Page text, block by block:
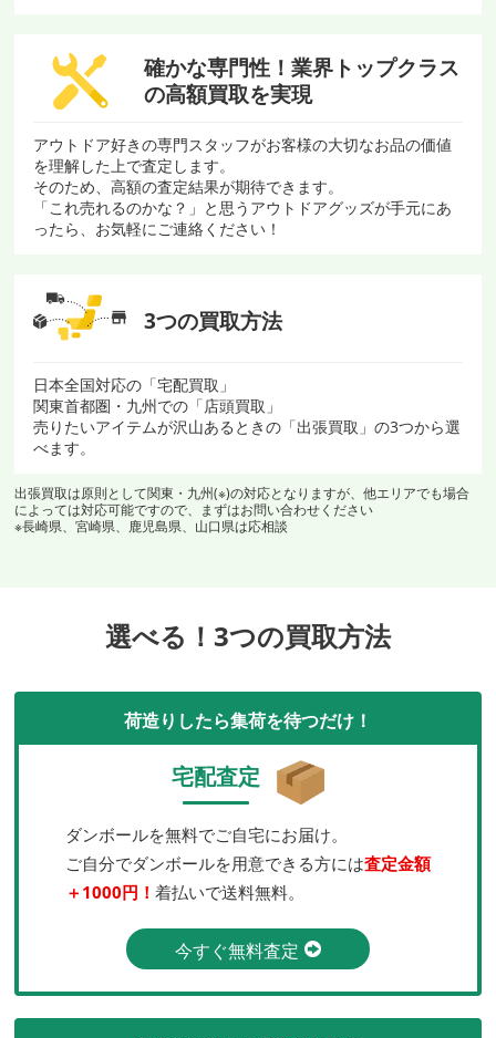
確かな専門性！ 業界トップクラス
の高額買取を実現
アウトドア好きの専門スタッフがお客様の大切なお品の価値
を理解した上で査定します。
そのため、高額の査定結果が期待できます。
「これ売れるのかな？」と思うアウトドアグッズが手元にあ
ったら、お気軽にご連絡ください！
3つの買取方法
日本全国対応の「宅配買取」
関東首都圏・九州での「店頭買取」
売りたいアイテムが沢山あるときの「出張買取」の3つから選
べます。
出張買取は原則として関東・九州(※)の対応となりますが、他エリアでも場合
によっては対応可能ですので、まずはお問い合わせください
※長崎県、宮崎県、鹿児島県、山口県は応相談
選べる！3つの買取方法
荷造りしたら集荷を待つだけ！
宅配査定
ダンボールを無料でご自宅にお届け。
ご自分でダンボールを用意できる方には査定金額
＋1000円！ 着払いで送料無料。
今すぐ無料査定